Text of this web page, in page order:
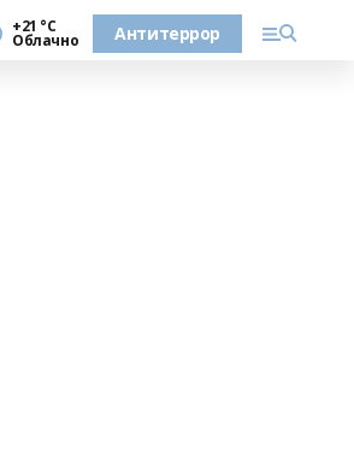
+21 °С
Облачно Антитеррор